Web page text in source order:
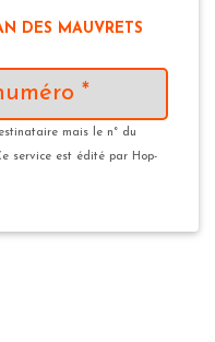
DES MAUVRETS
*
mais le n° du
service est édité par Hop-